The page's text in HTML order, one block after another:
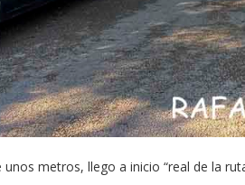
unos metros, llego a inicio “real de la